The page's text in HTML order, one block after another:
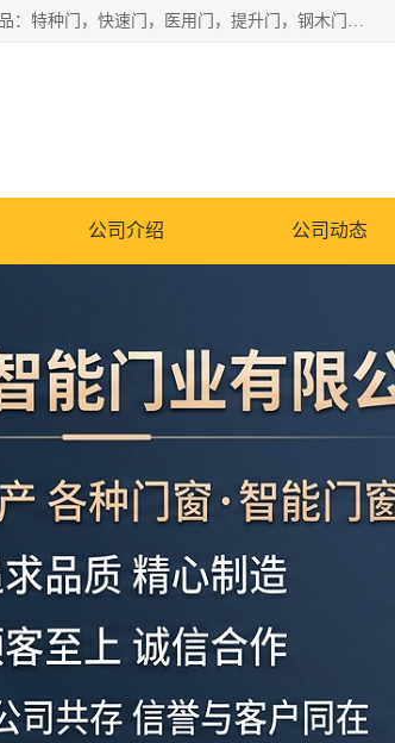
安徽奇道智能门业有限公司是一家专业生产各种门窗、智能门窗的企业，主要产品：特种门，快速门，医用门，提升门，钢木门，智能道闸，钢大门，平移门，卷帘门，保温门，钢制自由门，防火门等，欢迎前来咨询采购。
公司介绍 公司动态